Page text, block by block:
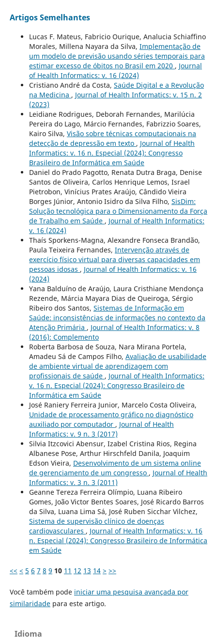
Artigos Semelhantes
Lucas F. Mateus, Fabricio Ourique, Analucia Schiaffino
Morales, Millena Nayara da Silva, Implementação de
um modelo de previsão usando séries temporais para
estimar excesso de óbitos no Brasil em 2020 , Journal
of Health Informatics: v. 16 (2024)
Cristiano André da Costa, Saúde Digital e a Revolução
na Medicina , Journal of Health Informatics: v. 15 n. 2
(2023)
Leidiane Rodrigues, Deborah Fernandes, Marilúcia
Pereira do Lago, Márcio Fernandes, Fabrizzio Soares,
Kairo Silva, Visão sobre técnicas computacionais na
detecção de depressão em texto , Journal of Health
Informatics: v. 16 n. Especial (2024): Congresso
Brasileiro de Informática em Saúde
Daniel do Prado Pagotto, Renata Dutra Braga, Denise
Santos de Oliveira, Carlos Henrique Lemos, Israel
Pietrobon, Vinícius Prates Araújo, Cândido Vieira
Borges Júnior, Antonio Isidro da Silva Filho, SisDim:
Solução tecnológica para o Dimensionamento da Força
de Trabalho em Saúde , Journal of Health Informatics:
v. 16 (2024)
Thaís Sporkens-Magna, Alexandre Fonseca Brandão,
Paula Teixeira Fernandes, Intervenção através de
exercício físico virtual para diversas capacidades em
pessoas idosas , Journal of Health Informatics: v. 16
(2024)
Yana Balduíno de Araújo, Laura Cristhiane Mendonça
Rezende, Márcia Mayara Dias de Queiroga, Sérgio
Ribeiro dos Santos, Sistemas de Informação em
Saúde: inconsistências de informações no contexto da
Atenção Primária , Journal of Health Informatics: v. 8
(2016): Complemento
Roberta Barbosa de Souza, Nara Mirana Portela,
Amadeu Sá de Campos Filho, Avaliação de usabilidade
de ambiente virtual de aprendizagem com
profissionais de saúde , Journal of Health Informatics:
v. 16 n. Especial (2024): Congresso Brasileiro de
Informática em Saúde
José Raniery Ferreira Junior, Marcelo Costa Oliveira,
Unidade de processamento gráfico no diagnóstico
auxiliado por computador , Journal of Health
Informatics: v. 9 n. 3 (2017)
Silvia Itzcovici Abensur, Izabel Cristina Rios, Regina
Albanese Pose, Arthur Hirschfeld Danila, Joaquim
Edson Vieira, Desenvolvimento de um sistema online
de gerenciamento de um congresso , Journal of Health
Informatics: v. 3 n. 3 (2011)
Geanne Tereza Ferreira Olímpio, Luana Ribeiro
Gomes, João Victor Bentes Soares, José Ricardo Barros
da Silva, Luana Lima Sá, José Ruben Sicchar Vilchez,
Sistema de supervisão clínico de doenças
cardiovasculares , Journal of Health Informatics: v. 16
n. Especial (2024): Congresso Brasileiro de Informática
em Saúde
<< < 5 6 7 8 9 10 11 12 13 14 > >>
Você também pode iniciar uma pesquisa avançada por
similaridadepara este artigo.
Idioma